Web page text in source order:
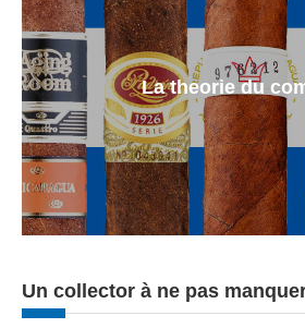
La theorie du
Un collector à ne pas